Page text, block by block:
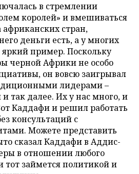
в стремлении
королей» и вмешиваться
стран,
деньги есть, а у многих
яркий пример. Поскольку
черной Африки не особо
он вовсю заигрывал
лидерами –
так далее. Их у нас много, и
Каддафи и решил работать
консультаций с
Можете представить
сказал Каддафи в Аддис-
в отношении любого
тот займется политикой и